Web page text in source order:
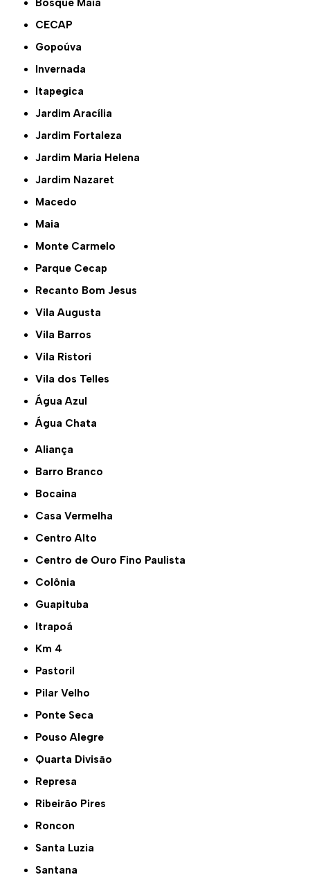
CECAP
Gopoúva
Invernada
Itapegica
Jardim Aracília
Jardim Fortaleza
Jardim Maria Helena
Jardim Nazaret
Macedo
Maia
Monte Carmelo
Parque Cecap
Recanto Bom Jesus
Vila Augusta
Vila Barros
Vila Ristori
Vila dos Telles
Água Azul
Água Chata
Aliança
Barro Branco
Bocaina
Casa Vermelha
Centro Alto
Centro de Ouro Fino Paulista
Colônia
Guapituba
Itrapoá
Km 4
Pastoril
Pilar Velho
Ponte Seca
Pouso Alegre
Quarta Divisão
Represa
Ribeirão Pires
Roncon
Santa Luzia
Santana